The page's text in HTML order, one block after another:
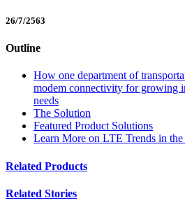
26/7/2563
Outline
How one department of
modem connectivity for growing
needs
The Solution
Featured Product Solutions
Learn More on LTE Trends in
Related Products
Related Stories